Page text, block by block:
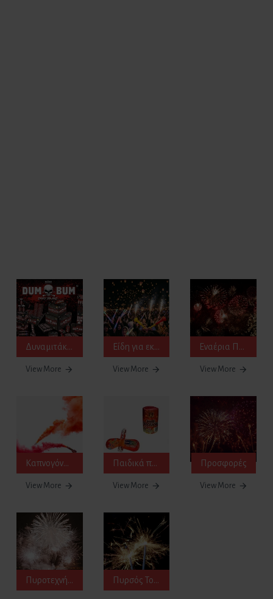
Δυναμιτάκια κρότου flash-banger
View More
Είδη για εκδηλώσεις
View More
Εναέρια Πυροτεχνήματα
View More
Καπνογόνα & Βεγγαλικά
View More
Παιδικά πυροτεχνήματα - Δυναμιτάκια
View More
Προσφορές
View More
Πυροτεχνήματα Γάμου Πυρσός Τούρτας - Sparklers